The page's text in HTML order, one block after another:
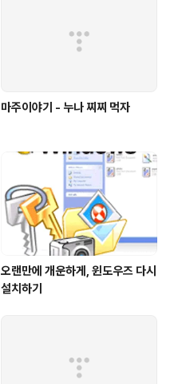
마주이야기 - 누나 찌찌 먹자
오랜만에 개운하게, 윈도우즈 다시
설치하기